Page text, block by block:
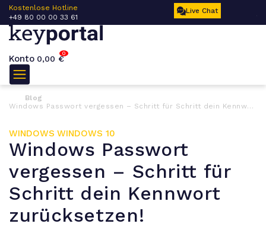
Kostenlose Hotline
+49 80 00 00 33 61
Live Chat
Konto
0
0,00 €
Blog
Windows Passwort vergessen – Schritt für Schritt dein Kennwort zurücksetzen!
WINDOWS WINDOWS 10
Windows Passwort
vergessen – Schritt für
Schritt dein Kennwort
zurücksetzen!